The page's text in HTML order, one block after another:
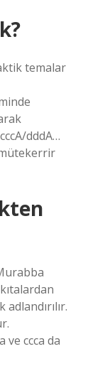
temalar
dddA…
ve ccca da